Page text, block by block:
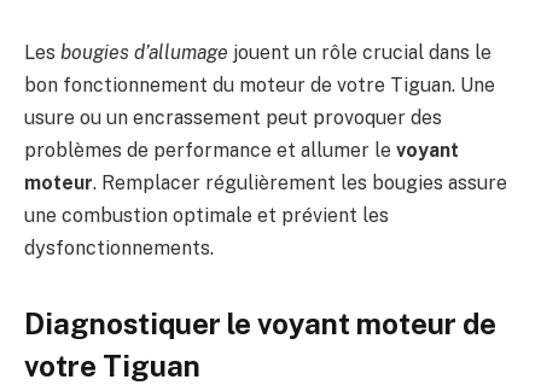
Les bougies d’allumage jouent un rôle crucial dans le
bon fonctionnement du moteur de votre Tiguan. Une
usure ou un encrassement peut provoquer des
problèmes de performance et allumer le voyant
moteur. Remplacer régulièrement les bougies assure
une combustion optimale et prévient les
dysfonctionnements.
Diagnostiquer le voyant moteur de
votre Tiguan